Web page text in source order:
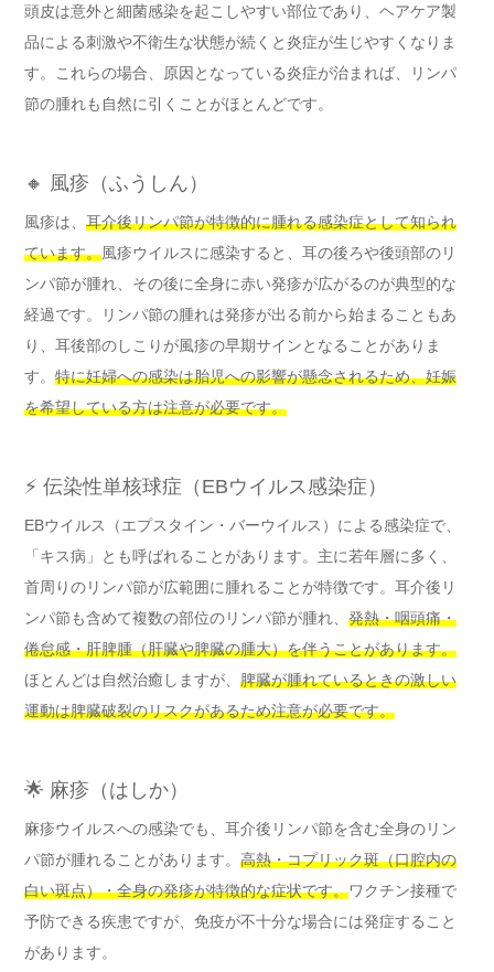
頭皮は意外と細菌感染を起こしやすい部位であり、ヘアケア製
品による刺激や不衛生な状態が続くと炎症が生じやすくなりま
す。これらの場合、原因となっている炎症が治まれば、リンパ
節の腫れも自然に引くことがほとんどです。
🔸 風疹（ふうしん）
風疹は、 耳介後リンパ節が特徴的に腫れる感染症として知られ
ています。風疹ウイルスに感染すると、耳の後ろや後頭部のリ
ンパ節が腫れ、その後に全身に赤い発疹が広がるのが典型的な
経過です。リンパ節の腫れは発疹が出る前から始まることもあ
り、耳後部のしこりが風疹の早期サインとなることがありま
す。 特に妊婦への感染は胎児への影響が懸念されるため、妊娠
を希望している方は注意が必要です。
⚡ 伝染性単核球症（EBウイルス感染症）
EBウイルス（エプスタイン・バーウイルス）による感染症で、
「キス病」とも呼ばれることがあります。主に若年層に多く、
首周りのリンパ節が広範囲に腫れることが特徴です。耳介後リ
ンパ節も含めて複数の部位のリンパ節が腫れ、 発熱・咽頭痛・
倦怠感・肝脾腫（肝臓や脾臓の腫大）を伴うことがあります。
ほとんどは自然治癒しますが、 脾臓が腫れているときの激しい
運動は脾臓破裂のリスクがあるため注意が必要です。
🌟 麻疹（はしか）
麻疹ウイルスへの感染でも、耳介後リンパ節を含む全身のリン
パ節が腫れることがあります。 高熱・コプリック斑（口腔内の
白い斑点）・全身の発疹が特徴的な症状です。ワクチン接種で
予防できる疾患ですが、免疫が不十分な場合には発症すること
があります。